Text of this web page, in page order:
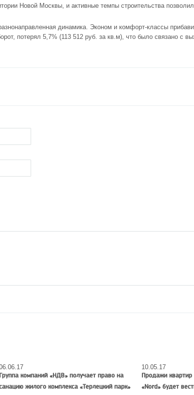
Новой Москвы, и активные темпы строительства
динамика. Эконом и комфорт-классы
потерял 5,7% (113 512 руб. за кв.м), что было связано с
Группа компаний «НДВ» получает право на
жилого комплекса «Терлецкий парк»
10.05.17
Продажи
«Nord» будет